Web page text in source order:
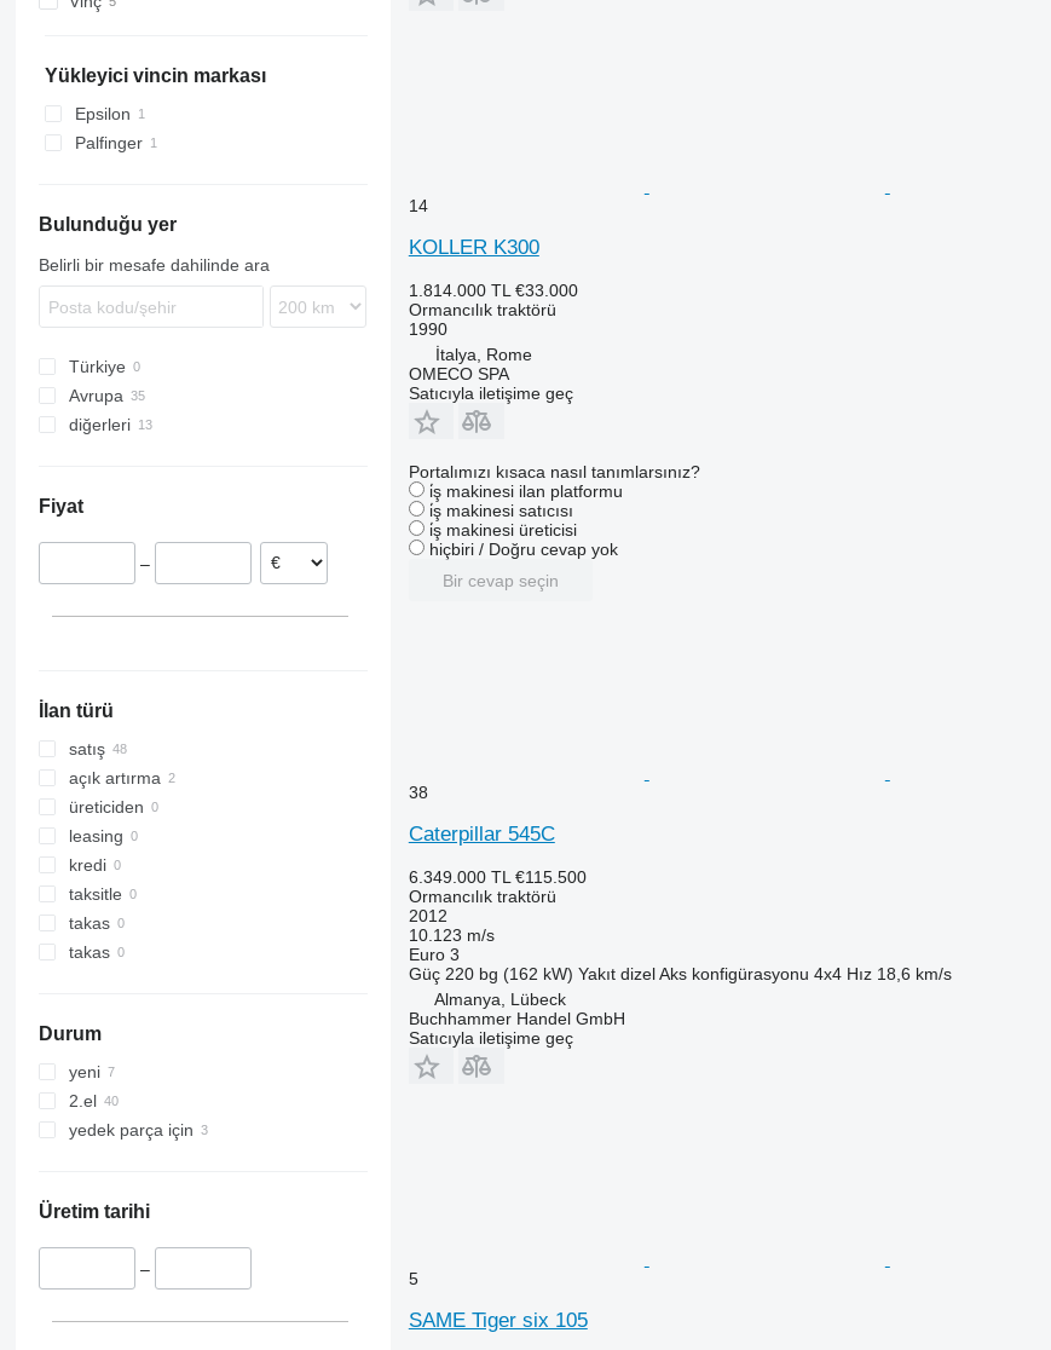
Yükleyici vincin markası
Epsilon
Palfinger
Bulunduğu yer
Belirli bir mesafe dahilinde ara
Türkiye
Avrupa
Slovakya
Hollanda
Letonya
diğerleri
Fiyat
–
İlan türü
satış
açık artırma
üreticiden
leasing
kredi
taksitle
takas
takas
Durum
yeni
2.el
yedek parça için
Üretim tarihi
–
14
KOLLER K300
1.814.000 TL €33.000
Ormancılık traktörü
1990
İtalya, Rome
OMECO SPA
Satıcıyla iletişime geç
Portalımızı kısaca nasıl tanımlarsınız?
i̇ş makinesi ilan platformu
i̇ş makinesi satıcısı
i̇ş makinesi üreticisi
hiçbiri / Doğru cevap yok
Bir cevap seçin
38
Caterpillar 545C
6.349.000 TL €115.500
Ormancılık traktörü
2012
10.123 m/s
Euro 3
Güç 220 bg (162 kW) Yakıt dizel Aks konfigürasyonu 4x4 Hız 18,6 km/s
Almanya, Lübeck
Buchhammer Handel GmbH
Satıcıyla iletişime geç
5
SAME Tiger six 105